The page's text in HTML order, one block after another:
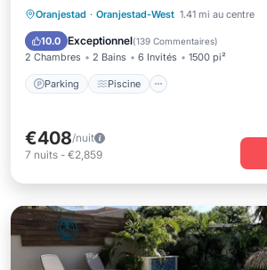
Oranjestad · Oranjestad-West 1.41 mi au centre
10.0 Exceptionnel(139 Commentaires)
2 Chambres 2 Bains 6 Invités 1500 pi²
Parking Piscine
Parking Piscine
Vue sur
Balcon/Terrasse
€408/nuit
7 nuits - €2,859